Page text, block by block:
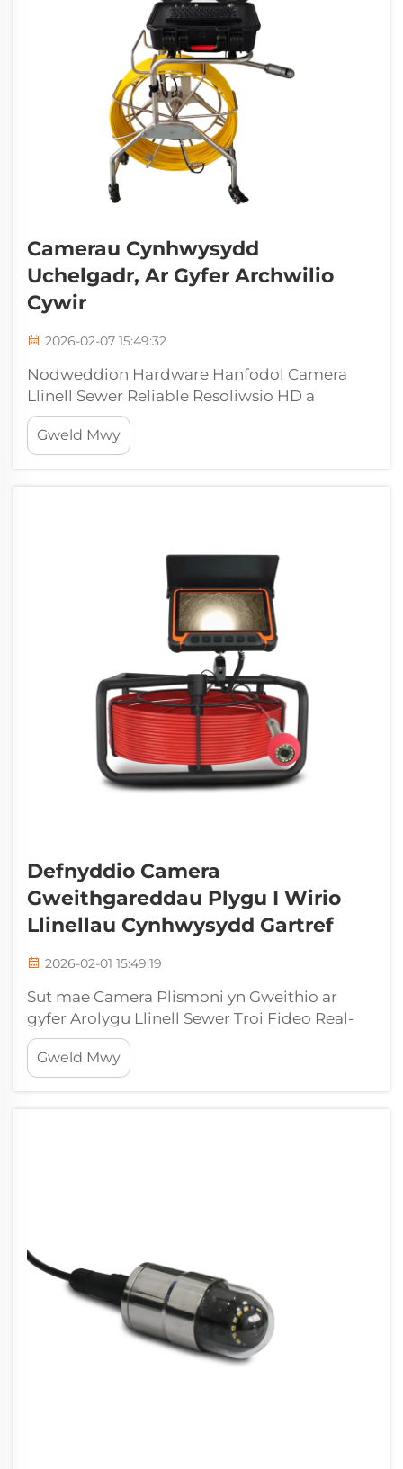
Camerau Cynhwysydd
Uchelgadr, Ar Gyfer Archwilio
Cywir
2026-02-07 15:49:32
Nodweddion Hardware Hanfodol Camera
Llinell Sewer Reliable Resoliwsio HD a
Delweddu Dan Oergaith Isel ar gyfer
Adnabod Diffygion yn Uniongyrchol Mae
camerau â resoliwsio o leiaf 720p yn gallu
Gweld Mwy
Defnyddio Camera
Gweithgareddau Plygu I Wirio
Llinellau Cynhwysydd Gartref
2026-02-01 15:49:19
Sut mae Camera Plismoni yn Gweithio ar
gyfer Arolygu Llinell Sewer Troi Fideo Real-
Amser drwy Systemau Cabl Flexibl, Wrth
Wydrad I berfformio arholiad camera
plismoni, mae technegwyr yn rhoi cabl flexibl
Gweld Mwy